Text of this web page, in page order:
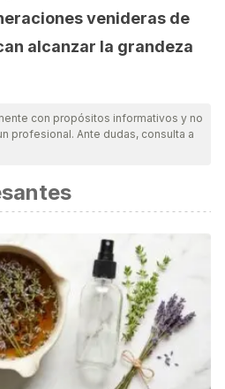
venideras de
alcanzar la grandeza
con propósitos informativos y no
profesional. Ante dudas, consulta a